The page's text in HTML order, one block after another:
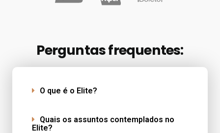
Perguntas frequentes:
O que é o Elite?
Quais os assuntos contemplados no
Elite?